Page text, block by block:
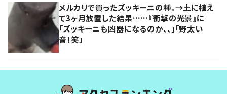
メルカリで買ったズッキーニの種。→土に植え
て3ヶ月放置した結果……『衝撃の光景』に
「ズッキーニも凶器になるのか、、」「野太い
音！笑」